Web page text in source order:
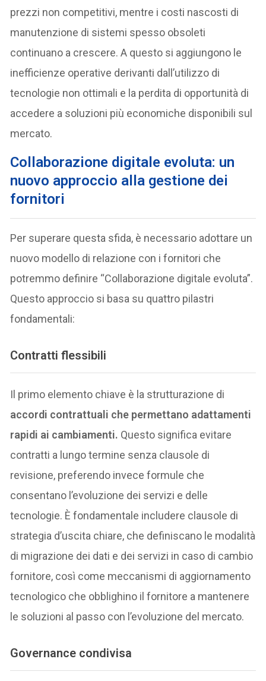
prezzi non competitivi, mentre i costi nascosti di
manutenzione di sistemi spesso obsoleti
continuano a crescere. A questo si aggiungono le
inefficienze operative derivanti dall’utilizzo di
tecnologie non ottimali e la perdita di opportunità di
accedere a soluzioni più economiche disponibili sul
mercato.
Collaborazione digitale evoluta: un
nuovo approccio alla gestione dei
fornitori
Per superare questa sfida, è necessario adottare un
nuovo modello di relazione con i fornitori che
potremmo definire “Collaborazione digitale evoluta”.
Questo approccio si basa su quattro pilastri
fondamentali:
Contratti flessibili
Il primo elemento chiave è la strutturazione di
accordi contrattuali che permettano adattamenti
rapidi ai cambiamenti. Questo significa evitare
contratti a lungo termine senza clausole di
revisione, preferendo invece formule che
consentano l’evoluzione dei servizi e delle
tecnologie. È fondamentale includere clausole di
strategia d’uscita chiare, che definiscano le modalità
di migrazione dei dati e dei servizi in caso di cambio
fornitore, così come meccanismi di aggiornamento
tecnologico che obblighino il fornitore a mantenere
le soluzioni al passo con l’evoluzione del mercato.
Governance condivisa